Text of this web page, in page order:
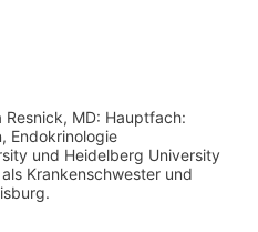
Resnick, MD: Hauptfach:
Endokrinologie
und Heidelberg University
Krankenschwester und